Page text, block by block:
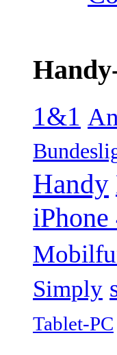
1&1
Handy
iPhone
Simply
Tablet-PC